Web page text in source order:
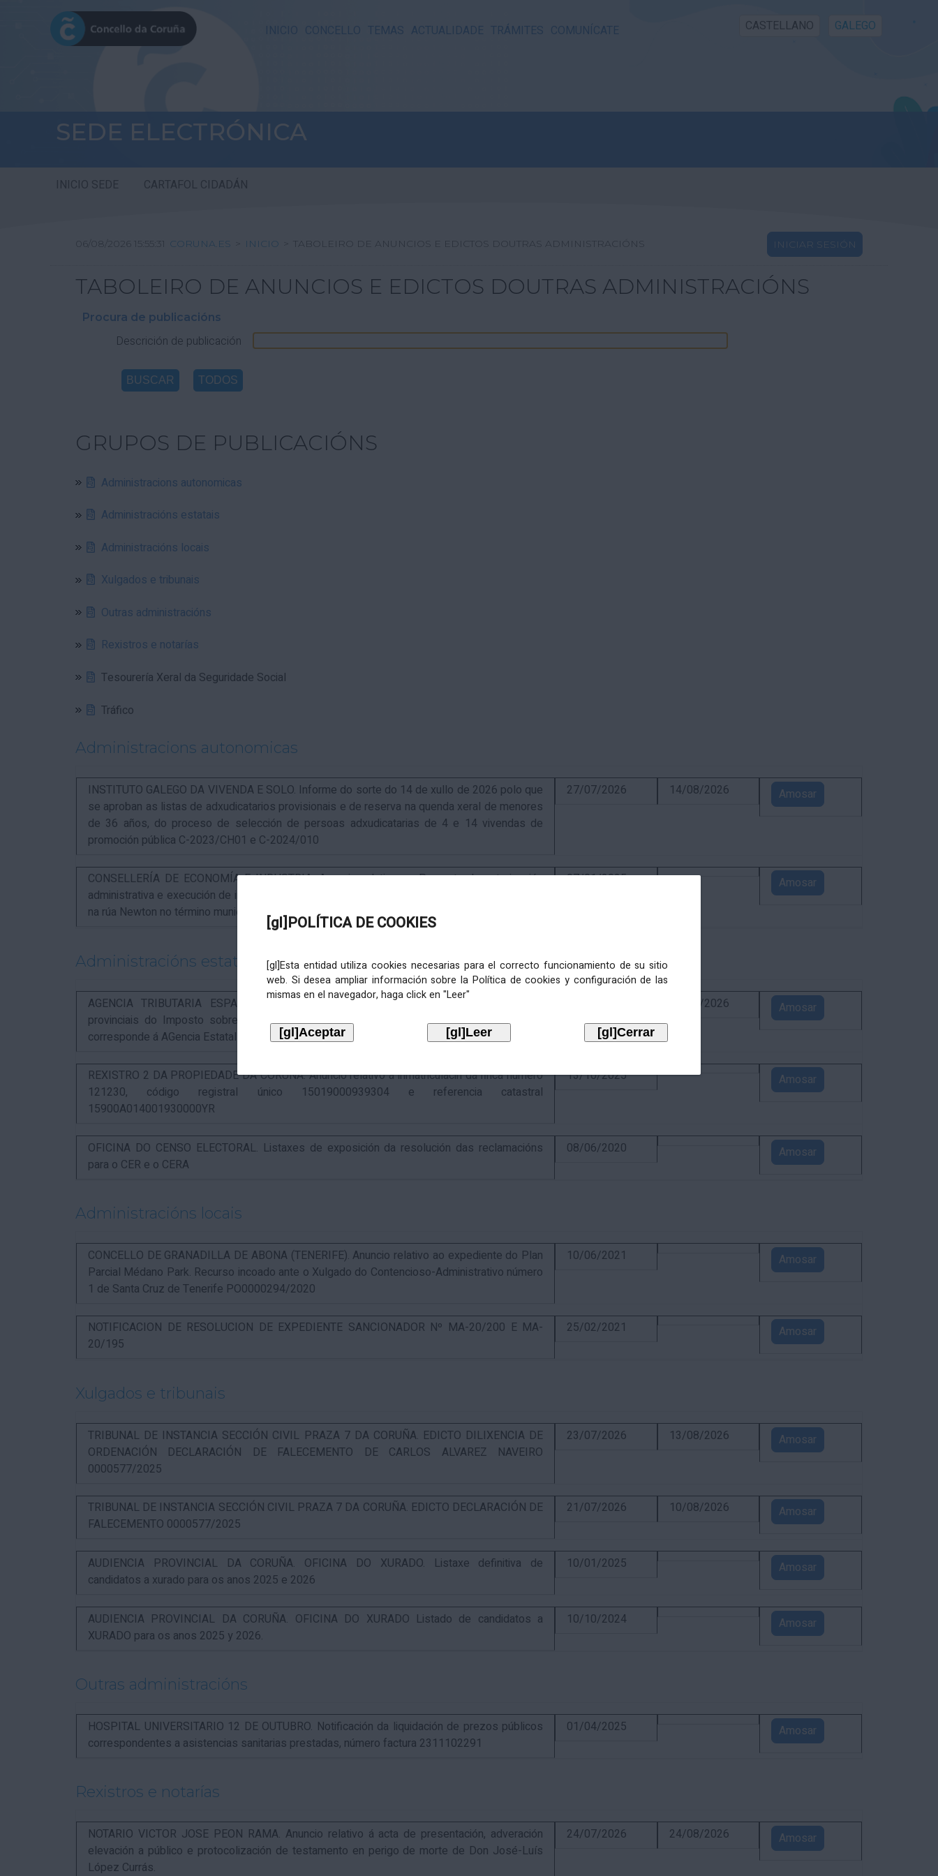
INICIO CONCELLO TEMAS ACTUALIDADE TRÁMITES COMUNÍCATE CASTELLANO GALEGO
SEDE ELECTRÓNICA
INICIO SEDE CARTAFOL CIDADÁN
[gl]POLÍTICA DE COOKIES
[gl]Esta entidad utiliza cookies necesarias para el correcto funcionamiento de su sitio
web. Si desea ampliar información sobre la Política de cookies y configuración de las
mismas en el navegador, haga click en "Leer"
06/08/2026 15:55:31 CORUNA.ES > INICIO > TABOLEIRO DE ANUNCIOS E EDICTOS DOUTRAS ADMINISTRACIÓNS INICIAR SESIÓN
TABOLEIRO DE ANUNCIOS E EDICTOS DOUTRAS ADMINISTRACIÓNS
Procura de publicacións
Descrición de publicación
GRUPOS DE PUBLICACIÓNS
Administracions autonomicas
Administracións estatais
Administracións locais
Xulgados e tribunais
Outras administracións
Rexistros e notarías
Tesourería Xeral da Seguridade Social
Tráfico
Administracions autonomicas
INSTITUTO GALEGO DA VIVENDA E SOLO. Informe do sorte do 14 de xullo de 2026 polo que
se aproban as listas de adxudicatarios provisionais e de reserva na quenda xeral de menores
de 36 años, do proceso de selección de persoas adxudicatarias de 4 e 14 vivendas de
promoción pública C-2023/CH01 e C-2024/010
27/07/2026 14/08/2026 Amosar
CONSELLERÍA DE ECONOMÍA E INDUSTRIA. Anuncio relativo ao Proxecto de autorización
administrativa e execución de instalacións para a instalación de nova ERM 16/4 Q.9000-D sita
na rúa Newton no término municipal da Coruña, exp. IN627A 2024/4-1
07/01/2025 Amosar
Administracións estatais
AGENCIA TRIBUTARIA ESPAÑOLA. Aviso relativo á recadación das cotas estatais e
provinciais do Imposto sobre Actividades Económicas de 2026, cuxa xestión recadatoria
corresponde á AGencia Estatal de Administración Tributaria.
02/09/2026 Amosar
REXISTRO 2 DA PROPIEDADE DA CORUÑA. Anuncio relativo á inmatriculacin da finca número
121230, código registral único 15019000939304 e referencia catastral
15900A014001930000YR
13/10/2025 Amosar
OFICINA DO CENSO ELECTORAL. Listaxes de exposición da resolución das reclamacións
para o CER e o CERA
08/06/2020 Amosar
Administracións locais
CONCELLO DE GRANADILLA DE ABONA (TENERIFE). Anuncio relativo ao expediente do Plan
Parcial Médano Park. Recurso incoado ante o Xulgado do Contencioso-Administrativo número
1 de Santa Cruz de Tenerife PO0000294/2020
10/06/2021 Amosar
NOTIFICACION DE RESOLUCION DE EXPEDIENTE SANCIONADOR Nº MA-20/200 E MA-
20/195
25/02/2021 Amosar
Xulgados e tribunais
TRIBUNAL DE INSTANCIA SECCIÓN CIVIL PRAZA 7 DA CORUÑA. EDICTO DILIXENCIA DE
ORDENACIÓN DECLARACIÓN DE FALECEMENTO DE CARLOS ALVAREZ NAVEIRO
0000577/2025
23/07/2026 13/08/2026 Amosar
TRIBUNAL DE INSTANCIA SECCIÓN CIVIL PRAZA 7 DA CORUÑA. EDICTO DECLARACIÓN DE
FALECEMENTO 0000577/2025
21/07/2026 10/08/2026 Amosar
AUDIENCIA PROVINCIAL DA CORUÑA. OFICINA DO XURADO. Listaxe definitiva de
candidatos a xurado para os anos 2025 e 2026
10/01/2025 Amosar
AUDIENCIA PROVINCIAL DA CORUÑA. OFICINA DO XURADO Listado de candidatos a
XURADO para os anos 2025 y 2026.
10/10/2024 Amosar
Outras administracións
HOSPITAL UNIVERSITARIO 12 DE OUTUBRO. Notificación da liquidación de prezos públicos
correspondentes a asistencias sanitarias prestadas, número factura 2311102291
01/04/2025 Amosar
Rexistros e notarías
NOTARIO VICTOR JOSE PEON RAMA. Anuncio relativo á acta de presentación, adveración
elevación a público e protocolización de testamento en perigo de morte de Don José-Luís
López Currás.
24/07/2026 24/08/2026 Amosar